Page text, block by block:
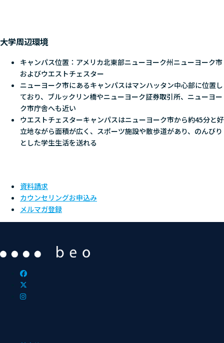
大学周辺環境
キャンパス位置：アメリカ北東部ニューヨーク州ニューヨーク市
およびウエストチェスター
ニューヨーク市にあるキャンパスはマンハッタン中心部に位置し
ており、ブルックリン橋やニューヨーク証券取引所、ニューヨー
ク市庁舎へも近い
ウエストチェスターキャンパスはニューヨーク市から約45分と好
立地ながら面積が広く、スポーツ施設や散歩道があり、のんびり
とした学生生活を送れる
資料請求
カウンセリングお申込み
メルマガ登録